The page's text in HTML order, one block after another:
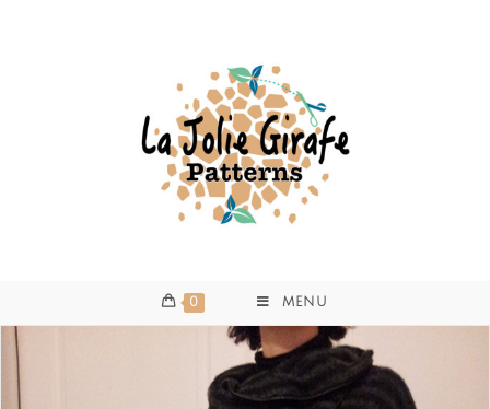
0 MENU